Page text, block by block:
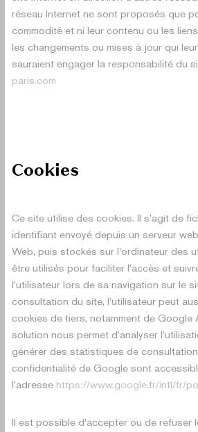
réseau Internet ne sont proposés que
commodité et ni leur contenu ou les
les changements ou mises à jour qui
sauraient engager la responsabilité du
paris.com
Cookies
Ce site utilise des cookies. Il s’agit de
identifiant envoyé depuis un serveur
Web, puis stockés sur l’ordinateur des
être utilisés pour faciliter l’accès et
l’utilisateur lors de sa navigation sur le
consultation du site, l’utilisateur peut
cookies de tiers, notamment de Google
solution nous permet d’analyser
générer des statistiques de
confidentialité de Google sont
l’adresse https://www.google.fr/intl/fr/
Il est possible d’accepter ou de refuser